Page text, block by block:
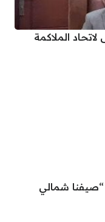
الملاكمة
“صيفنا شمالي